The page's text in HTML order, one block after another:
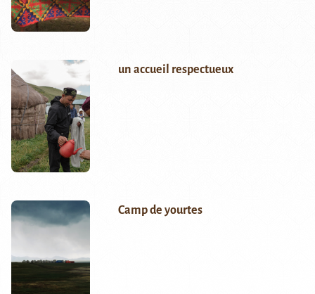
un accueil respectueux
Camp de yourtes